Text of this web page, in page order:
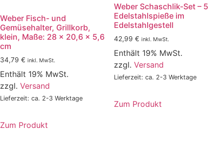
Weber Fisch- und
Gemüsehalter, Grillkorb,
klein, Maße: 28 x 20,6 x 5,6
cm
34,79 € inkl. MwSt.
Enthält 19% MwSt.
zzgl. Versand
Lieferzeit: ca. 2-3 Werktage
Zum Produkt
Weber Schaschlik-Set – 5
Edelstahlspieße im
Edelstahlgestell
42,99 € inkl. MwSt.
Enthält 19% MwSt.
zzgl. Versand
Lieferzeit: ca. 2-3 Werktage
Zum Produkt